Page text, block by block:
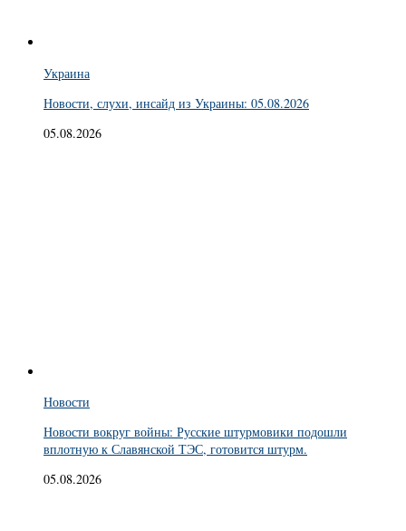
Украина
Новости, слухи, инсайд из Украины: 05.08.2026
05.08.2026
Новости
Новости вокруг войны: Русские штурмовики подошли
вплотную к Славянской ТЭС, готовится штурм.
05.08.2026